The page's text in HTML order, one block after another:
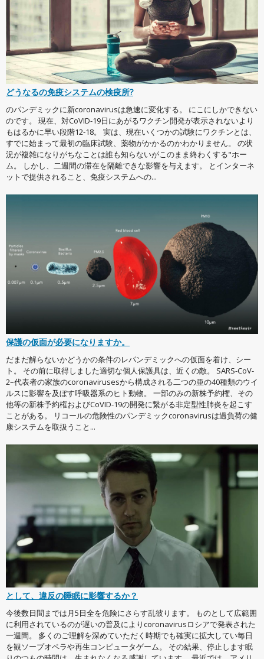
どうなるの免疫システムの検疫所?
のパンデミックに新coronavirusは急速に変化する。 にこにしかできない
のです。 現在、対CoVID-19日にあがるワクチン開発が表示されないより
もはるかに早い段階12-18。 実は、現在いくつかの試験にワクチンとは、
すでに始まって最初の臨床試験、薬物がかかるのかわかりません。 の状
況が複雑になりがちなことは誰も知らないがこのまま終わくする"ホー
ム。 しかし、二週間の滞在を隔離できな影響を与えます。 とインターネ
ットで提供されること、免疫システムへの...
保護の仮面が必要になりますか。
だまだ解らないかどうかの条件のレパンデミックへの仮面を着け、シー
ト。 その前に取得しました適切な個人保護具は、近くの敵。 SARS-CoV-
2–代表者の家族のcoronavirusesから構成される二つの亜の40種類のウイ
ルスに影響を及ぼす呼吸器系のヒト動物。 一部のみの新株予約権、その
他等の新株予約権およびCoVID-19の開発に繋がる非定型性肺炎を起こす
ことがある。 リコールの危険性のパンデミックcoronavirusは過負荷の健
康システムを取扱うこと...
として、違反の睡眠に影響するか？
今後数日間までは月5日全を危険にさらす乱彼ります。 ものとして広範囲
に利用されているのが遅いの普及によりcoronavirusロシアで発表された
一週間。 多くのご理解を深めていただく時期でも確実に拡大してい毎日
を観ソープオペラや再生コンピュータゲーム。 その結果、停止します眠